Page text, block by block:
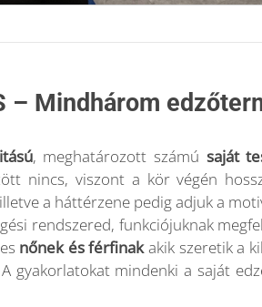
– Mindhárom
, meghatározott számú saját
nincs, viszont a kör végén
a háttérzene pedig adjuk a
rendszered, funkciójuknak
nőnek és férfinakakik szeretik a
gyakorlatokat mindenki a saját